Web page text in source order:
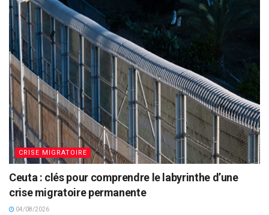
CRISE MIGRATOIRE
Ceuta : clés pour comprendre le labyrinthe d’une
crise migratoire permanente
04/08/2026